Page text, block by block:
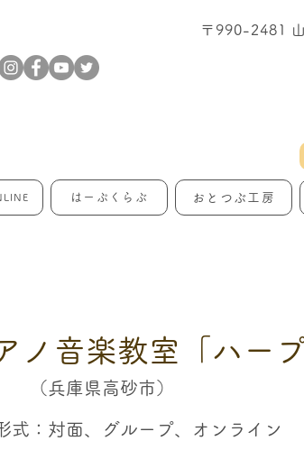
〒990-2481
はーぷくらぶ おとつぶ工房
ノ音楽教室「ハー
（兵庫県高砂市）
式：対面、グループ、オンライン